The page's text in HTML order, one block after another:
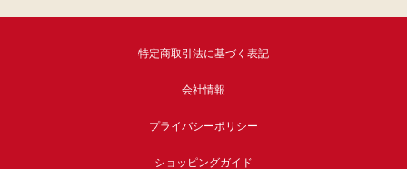
特定商取引法に基づく表記
会社情報
プライバシーポリシー
ショッピングガイド